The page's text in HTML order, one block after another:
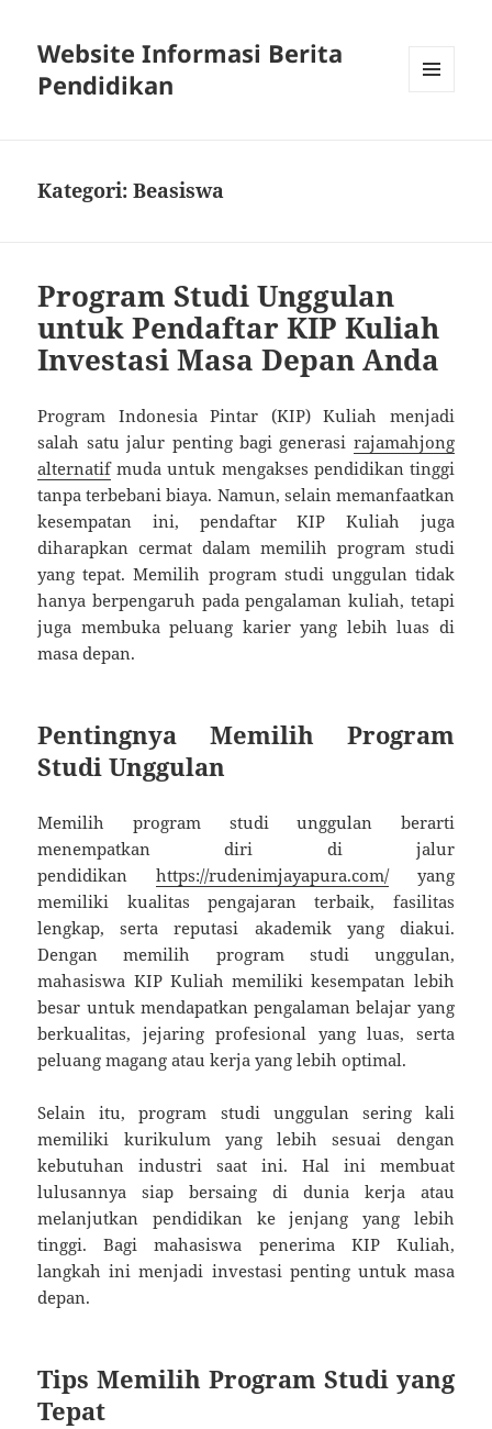
Website Informasi Berita
Pendidikan
Kategori:Beasiswa
Program Studi Unggulan
untuk Pendaftar KIP Kuliah
Investasi Masa Depan Anda
Program Indonesia Pintar (KIP) Kuliah menjadi
salah satu jalur penting bagi generasi rajamahjong
alternatifmuda untuk mengakses pendidikan tinggi
tanpa terbebani biaya. Namun, selain memanfaatkan
kesempatan ini, pendaftar KIP Kuliah juga
diharapkan cermat dalam memilih program studi
yang tepat. Memilih program studi unggulan tidak
hanya berpengaruh pada pengalaman kuliah, tetapi
juga membuka peluang karier yang lebih luas di
masa depan.
Pentingnya Memilih Program
Studi Unggulan
Memilih program studi unggulan berarti
menempatkan diri di jalur
pendidikan https://rudenimjayapura.com/yang
memiliki kualitas pengajaran terbaik, fasilitas
lengkap, serta reputasi akademik yang diakui.
Dengan memilih program studi unggulan,
mahasiswa KIP Kuliah memiliki kesempatan lebih
besar untuk mendapatkan pengalaman belajar yang
berkualitas, jejaring profesional yang luas, serta
peluang magang atau kerja yang lebih optimal.
Selain itu, program studi unggulan sering kali
memiliki kurikulum yang lebih sesuai dengan
kebutuhan industri saat ini. Hal ini membuat
lulusannya siap bersaing di dunia kerja atau
melanjutkan pendidikan ke jenjang yang lebih
tinggi. Bagi mahasiswa penerima KIP Kuliah,
langkah ini menjadi investasi penting untuk masa
depan.
Tips Memilih Program Studi yang
Tepat